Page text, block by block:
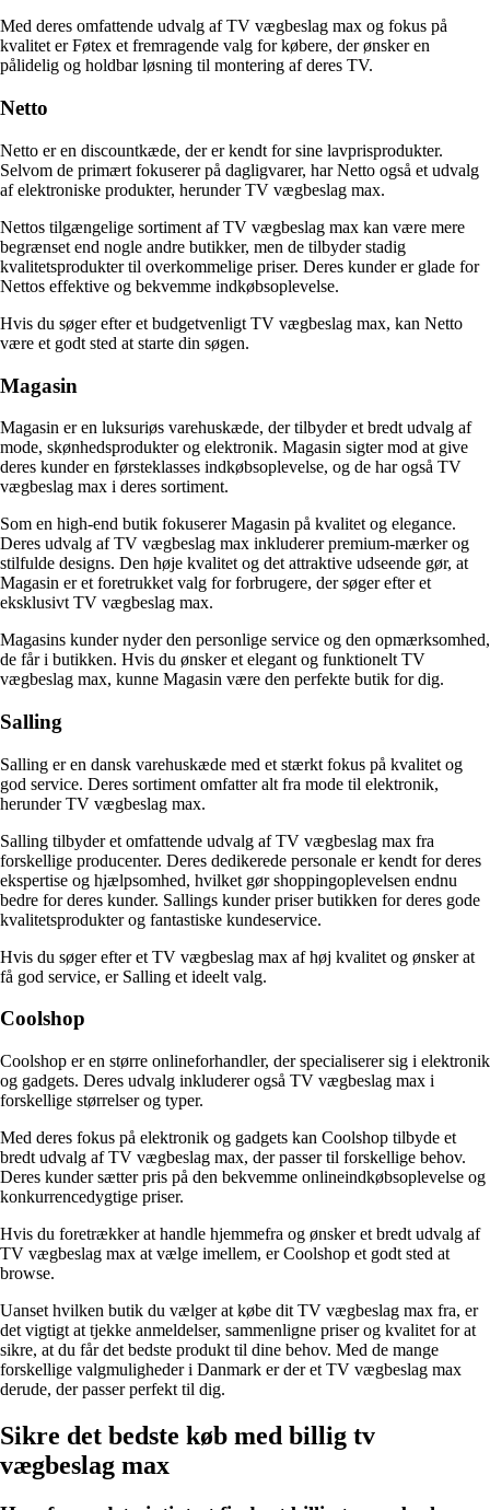
Med deres omfattende udvalg af TV vægbeslag max og fokus på
kvalitet er Føtex et fremragende valg for købere, der ønsker en
pålidelig og holdbar løsning til montering af deres TV.
Netto
Netto er en discountkæde, der er kendt for sine lavprisprodukter.
Selvom de primært fokuserer på dagligvarer, har Netto også et udvalg
af elektroniske produkter, herunder TV vægbeslag max.
Nettos tilgængelige sortiment af TV vægbeslag max kan være mere
begrænset end nogle andre butikker, men de tilbyder stadig
kvalitetsprodukter til overkommelige priser. Deres kunder er glade for
Nettos effektive og bekvemme indkøbsoplevelse.
Hvis du søger efter et budgetvenligt TV vægbeslag max, kan Netto
være et godt sted at starte din søgen.
Magasin
Magasin er en luksuriøs varehuskæde, der tilbyder et bredt udvalg af
mode, skønhedsprodukter og elektronik. Magasin sigter mod at give
deres kunder en førsteklasses indkøbsoplevelse, og de har også TV
vægbeslag max i deres sortiment.
Som en high-end butik fokuserer Magasin på kvalitet og elegance.
Deres udvalg af TV vægbeslag max inkluderer premium-mærker og
stilfulde designs. Den høje kvalitet og det attraktive udseende gør, at
Magasin er et foretrukket valg for forbrugere, der søger efter et
eksklusivt TV vægbeslag max.
Magasins kunder nyder den personlige service og den opmærksomhed,
de får i butikken. Hvis du ønsker et elegant og funktionelt TV
vægbeslag max, kunne Magasin være den perfekte butik for dig.
Salling
Salling er en dansk varehuskæde med et stærkt fokus på kvalitet og
god service. Deres sortiment omfatter alt fra mode til elektronik,
herunder TV vægbeslag max.
Salling tilbyder et omfattende udvalg af TV vægbeslag max fra
forskellige producenter. Deres dedikerede personale er kendt for deres
ekspertise og hjælpsomhed, hvilket gør shoppingoplevelsen endnu
bedre for deres kunder. Sallings kunder priser butikken for deres gode
kvalitetsprodukter og fantastiske kundeservice.
Hvis du søger efter et TV vægbeslag max af høj kvalitet og ønsker at
få god service, er Salling et ideelt valg.
Coolshop
Coolshop er en større onlineforhandler, der specialiserer sig i elektronik
og gadgets. Deres udvalg inkluderer også TV vægbeslag max i
forskellige størrelser og typer.
Med deres fokus på elektronik og gadgets kan Coolshop tilbyde et
bredt udvalg af TV vægbeslag max, der passer til forskellige behov.
Deres kunder sætter pris på den bekvemme onlineindkøbsoplevelse og
konkurrencedygtige priser.
Hvis du foretrækker at handle hjemmefra og ønsker et bredt udvalg af
TV vægbeslag max at vælge imellem, er Coolshop et godt sted at
browse.
Uanset hvilken butik du vælger at købe dit TV vægbeslag max fra, er
det vigtigt at tjekke anmeldelser, sammenligne priser og kvalitet for at
sikre, at du får det bedste produkt til dine behov. Med de mange
forskellige valgmuligheder i Danmark er der et TV vægbeslag max
derude, der passer perfekt til dig.
Sikre det bedste køb med billig tv
vægbeslag max